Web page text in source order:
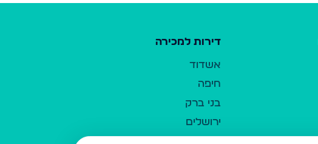
דירות למכירה
אשדוד
חיפה
בני ברק
ירושלים